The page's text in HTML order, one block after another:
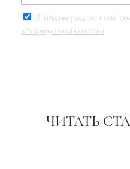
Я подтверждаю свое
конфиденциальности
ЧИТАТЬ